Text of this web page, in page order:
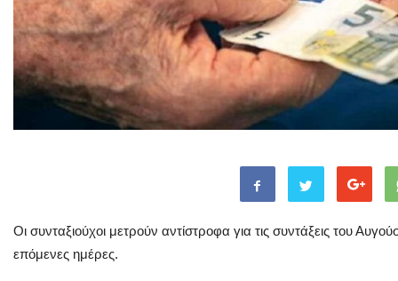
Οι συνταξιούχοι μετρούν αντίστροφα για τις συντάξεις του
επόμενες ημέρες.